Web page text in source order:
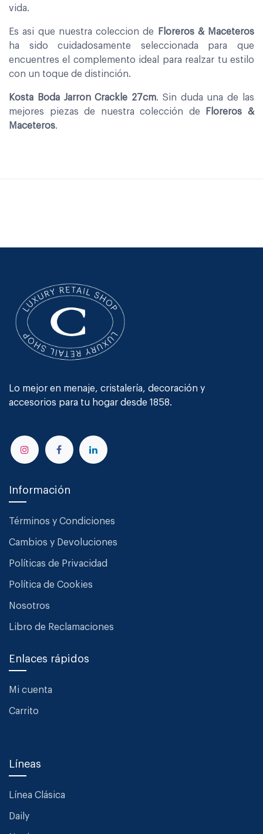
vida.
Es asi que nuestra coleccion de
Floreros & Maceteros
ha sido cuidadosamente seleccionada para que
encuentres el complemento ideal para realzar tu estilo
con un toque de distinción.
Kosta Boda Jarron Crackle 27cm. Sin duda una de las
mejores piezas de nuestra colección de
Floreros &
Maceteros.
Lo mejor en menaje, cristalería, decoración y
accesorios para tu hogar desde 1858.
Información
Términos y Condiciones
Cambios y Devoluciones
Políticas de Privacidad
Política de Cookies
Nosotros
Libro de Reclamaciones
Enlaces rápidos
Mi cuenta
Carrito
Líneas
Línea Clásica
Daily